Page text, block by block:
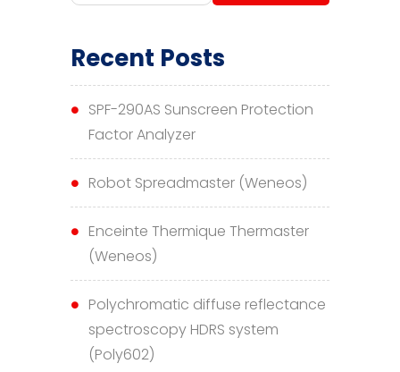
Recent Posts
SPF-290AS Sunscreen Protection
Factor Analyzer
Robot Spreadmaster (Weneos)
Enceinte Thermique Thermaster
(Weneos)
Polychromatic diffuse reflectance
spectroscopy HDRS system
(Poly602)